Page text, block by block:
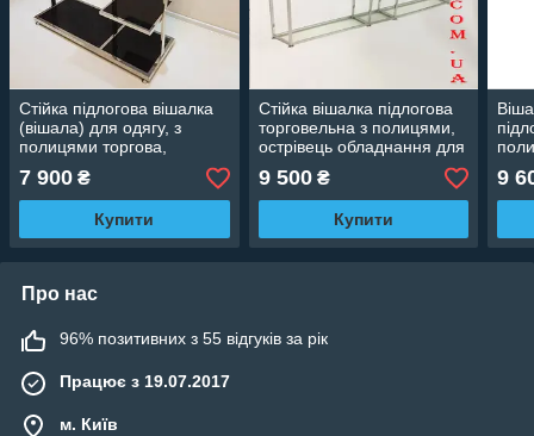
Стійка підлогова вішалка
(вішала) для одягу, з
полицями торгова,
обладнання для магазину
7 900 ₴
Купити
Стійка вішалка підлогова
торговельна з полицями,
острівець обладнання для
магазину одягу
9 500₴
Купити
9
Про нас
96% позитивних з 55 відгуків за рік
Працює з 19.07.2017
м. Київ